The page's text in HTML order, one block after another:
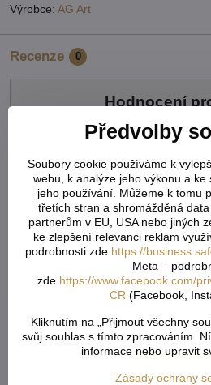
Výrobce: AG Art
Recenze 0
Hodnocení
3/5
★★★★★
★★★★★
★★★★★
★★★★★
★★★★★
★★★★★
★★★★★
★★★★★
★★★★★
★★★★★
★★★★★
★★★★★
Žádné
Přidat
Předvolby
Soubory cookie používáme k
webu, k analýze jeho výkonu a
jeho používání. Můžeme k tomu
třetích stran a shromážděná
partnerům v EU, USA nebo jiných
ke zlepšení relevanci reklam
podrobnosti zde https://
Meta –
zde https://www.facebook.com/
CR (Facebook,
Kliknutím na „Přijmout všechny
svůj souhlas s tímto zpracováním.
informace nebo upravit
Zásady ochrany